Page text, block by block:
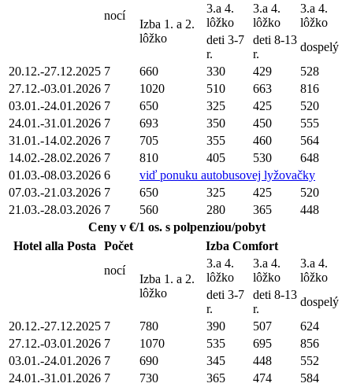
nocí
Izba 1. a 2.
lôžko
3.a 4.
lôžko
3.a 4.
lôžko
3.a 4.
lôžko
deti 3-7
r.
deti 8-13
r.
dospelý
20.12.-27.12.2025 7 660 330 429
528
27.12.-03.01.2026 7 1020 510 663
816
03.01.-24.01.2026 7 650 325 425
520
24.01.-31.01.2026 7 693 350 450
555
31.01.-14.02.2026 7 705 355 460
564
14.02.-28.02.2026 7 810 405 530
648
01.03.-08.03.2026 6
viď ponuku autobusovej lyžovačky
07.03.-21.03.2026 7 650 325 425
520
21.03.-28.03.2026 7 560 280 365
448
Ceny v €/1 os. s polpenziou/pobyt
Hotel alla Posta
Počet
Izba Comfort
nocí
Izba 1. a 2.
lôžko
3.a 4.
lôžko
3.a 4.
lôžko
3.a 4.
lôžko
deti 3-7
r.
deti 8-13
r.
dospelý
20.12.-27.12.2025 7 780 390 507
624
27.12.-03.01.2026 7 1070 535 695
856
03.01.-24.01.2026 7 690 345 448
552
24.01.-31.01.2026 7 730 365 474 584